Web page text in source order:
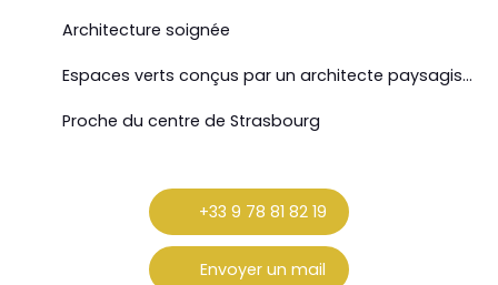
Architecture soignée
Espaces verts conçus par un architecte paysagiste
Proche du centre de Strasbourg
+33 9 78 81 82 19
Envoyer un mail